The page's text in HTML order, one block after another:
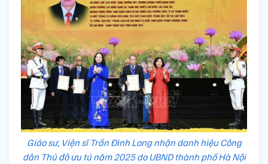
Giáo sư, Viện sĩ Trần Đình Long nhận danh hiệu Công
dân Thủ đô ưu tú năm 2025 do UBND thành phố Hà Nội